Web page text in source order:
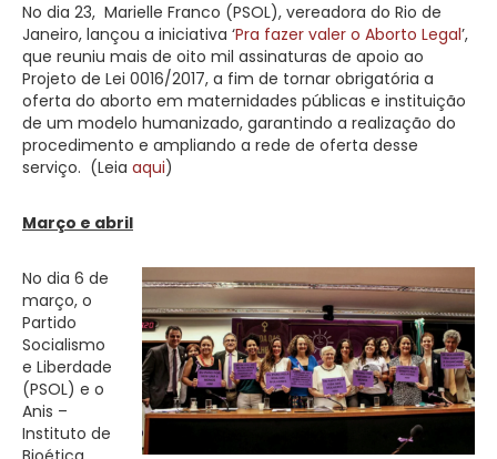
No dia 23, Marielle Franco (PSOL), vereadora do Rio de
Janeiro, lançou a iniciativa ‘Pra fazer valer o Aborto Legal’,
que reuniu mais de oito mil assinaturas de apoio ao
Projeto de Lei 0016/2017, a fim de tornar obrigatória a
oferta do aborto em maternidades públicas e instituição
de um modelo humanizado, garantindo a realização do
procedimento e ampliando a rede de oferta desse
serviço. (Leia aqui)
Março e abril
No dia 6 de
março, o
Partido
Socialismo
e Liberdade
(PSOL) e o
Anis –
Instituto de